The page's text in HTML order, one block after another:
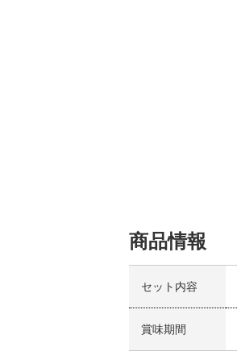
商品情報
セット内容
賞味期間